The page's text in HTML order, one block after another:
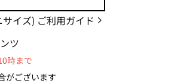
イズ) ご利用ガイド
ツ
時まで
がございます